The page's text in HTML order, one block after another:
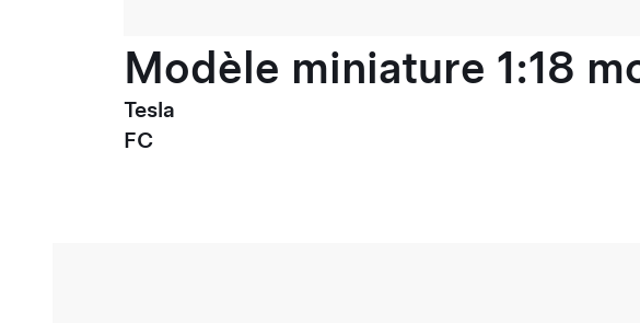
Modèle miniature 1:18
Tesla
FC